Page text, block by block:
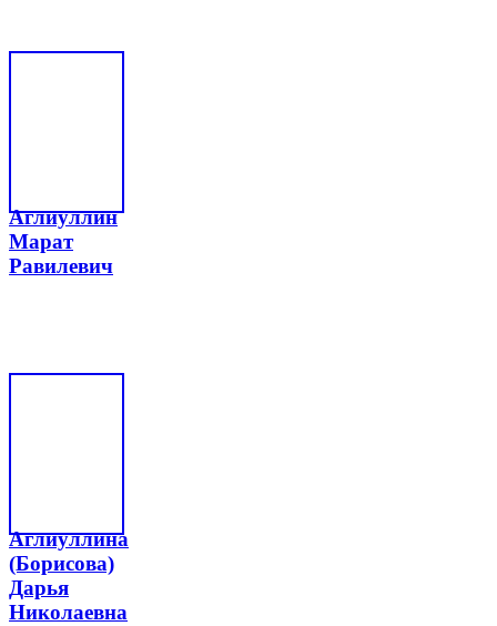
Аглиуллин
Марат
Равилевич
Аглиуллина
(Борисова)
Дарья
Николаевна